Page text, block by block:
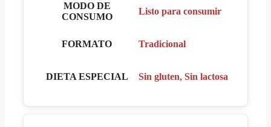
MODO DE
CONSUMO
Listo para consumir
FORMATO Tradicional
DIETA ESPECIAL Sin gluten, Sin lactosa